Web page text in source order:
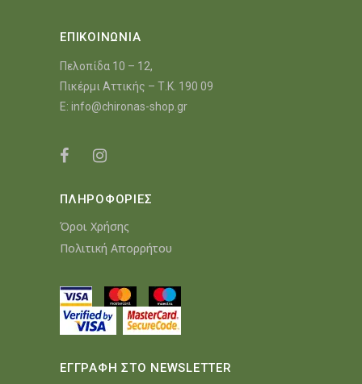
ΕΠΙΚΟΙΝΩΝΙΑ
Πελοπίδα 10 – 12,
Πικέρμι Αττικής – Τ.Κ. 190 09
E: info@chironas-shop.gr
ΠΛΗΡΟΦΟΡΙΕΣ
Όροι Χρήσης
Πολιτική Απορρήτου
ΕΓΓΡΑΦΗ ΣΤΟ NEWSLETTER